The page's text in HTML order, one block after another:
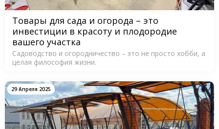
Товары для сада и огорода – это
инвестиции в красоту и плодородие
вашего участка
Садоводство и огородничество – это не просто хобби, а
целая философия жизни.
29 Апреля 2025